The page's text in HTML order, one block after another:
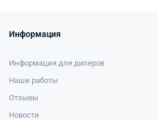
Информация
Информация для дилеров
Наши работы
Отзывы
Новости